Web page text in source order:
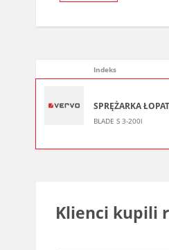
Indeks
SPRĘŻARKA
BLADE S 3-200l
Klienci kupili